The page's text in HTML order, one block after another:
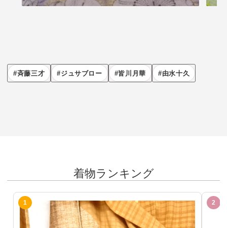
斉藤三才 ジュサブロー 皆川月華 由水十久
着物ランキング